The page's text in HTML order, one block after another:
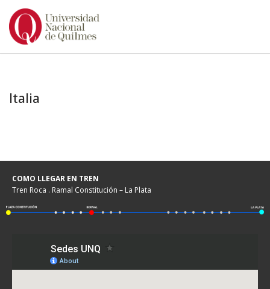
Ir
Italia
COMO LLEGAR EN TREN
Tren Roca . Ramal Constitución – La Plata